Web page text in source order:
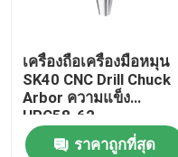
เครื่องถือเครื่องมือหมุน
SK40 CNC Drill Chuck
Arbor ความแข็ง
HRC58-62
ราคาถูกที่สุด